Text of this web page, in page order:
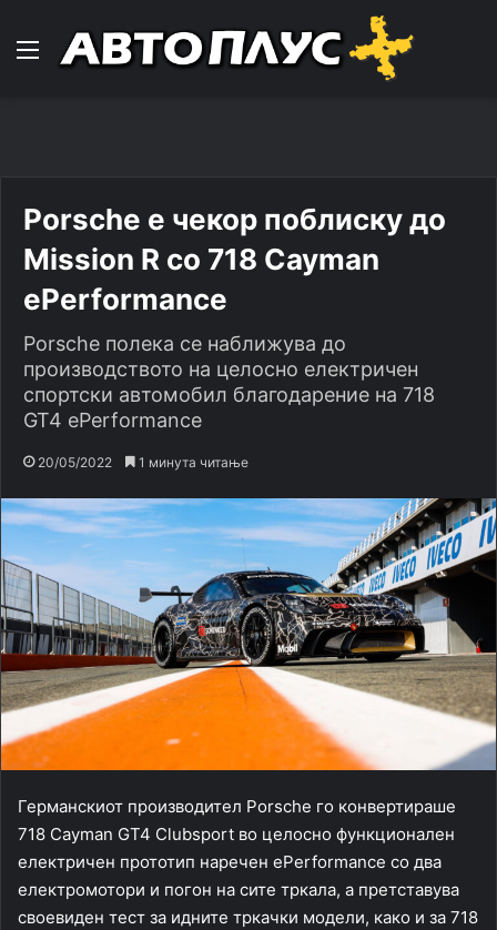
Навигација
Porsche e чекор поблиску до
Mission R со 718 Cayman
ePerformance
Porsche полека се наближува до
производството на целосно електричен
спортски автомобил благодарение на 718
GT4 ePerformance
20/05/2022 1 минута читање
Германскиот производител Porsche го конвертираше
718 Cayman GT4 Clubsport во целосно функционален
електричен прототип наречен ePerformance со два
електромотори и погон на сите тркала, а претставува
своевиден тест за идните тркачки модели, како и за 718